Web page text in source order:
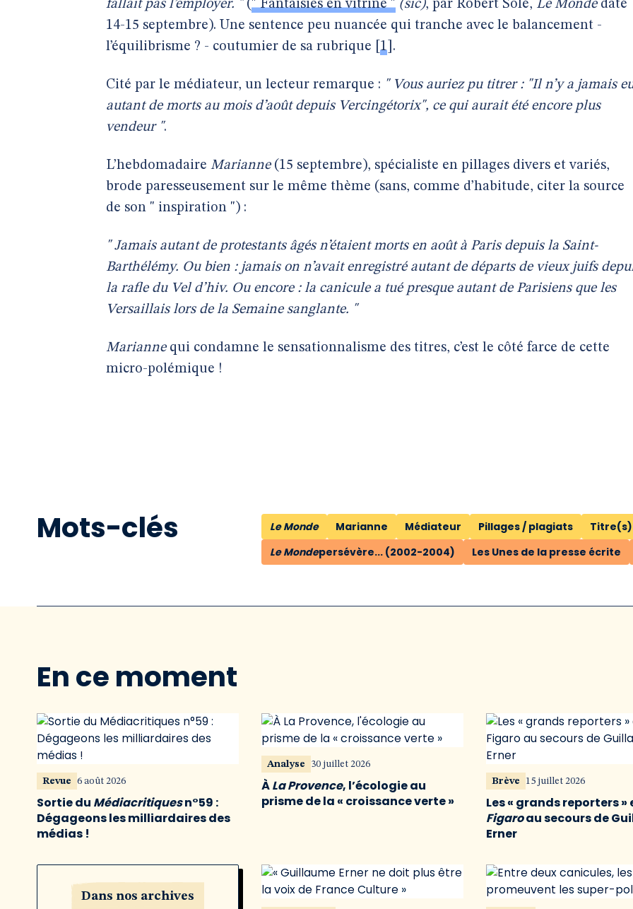
fallait pas l’employer. "(" Fantaisies en vitrine " (sic), par Robert Solé, Le Mondedaté
14-15 septembre). Une sentence peu nuancée qui tranche avec le balancement -
l’équilibrisme ? - coutumier de sa rubrique
1 .
Cité par le médiateur, un lecteur remarque : " Vous auriez pu titrer : "Il n’y a jamais
autant de morts au mois d’août depuis Vercingétorix", ce qui aurait été encore plus
vendeur ".
L’hebdomadaire Marianne(15 septembre), spécialiste en pillages divers et variés,
brode paresseusement sur le même thème (sans, comme d’habitude, citer la source
de son " inspiration ") :
" Jamais autant de protestants âgés n’étaient morts en août à Paris depuis la Saint-
Barthélémy. Ou bien : jamais on n’avait enregistré autant de départs de vieux juifs
la rafle du Vel d’hiv. Ou encore : la canicule a tué presque autant de Parisiens que les
Versaillais lors de la Semaine sanglante. "
Mariannequi condamne le sensationnalisme des titres, c’est le côté farce de cette
micro-polémique !
Mots-clés Le Monde Marianne Médiateur Pillages / plagiats Titre(s)
Le Mondepersévère... (2002-2004) Les Unes de la presse écrite
En ce moment
Revue 6 août 2026
Sortie du Médiacritiquesn°59 :
Dégageons les milliardaires des
médias !
Analyse 30 juillet 2026
ÀLa Provence, l’écologie au
prisme de la « croissance verte »
Brève 15 juillet 2026
Les « grands reporters »
Figaroau secours de
Erner
Dans nos archives